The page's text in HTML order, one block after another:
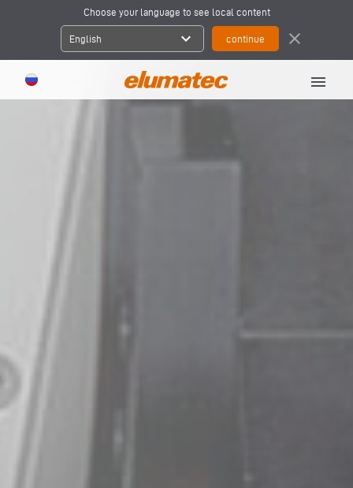
Choose your language to see local content
English expand_more close
menu